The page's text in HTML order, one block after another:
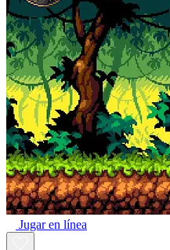
Jugar en línea